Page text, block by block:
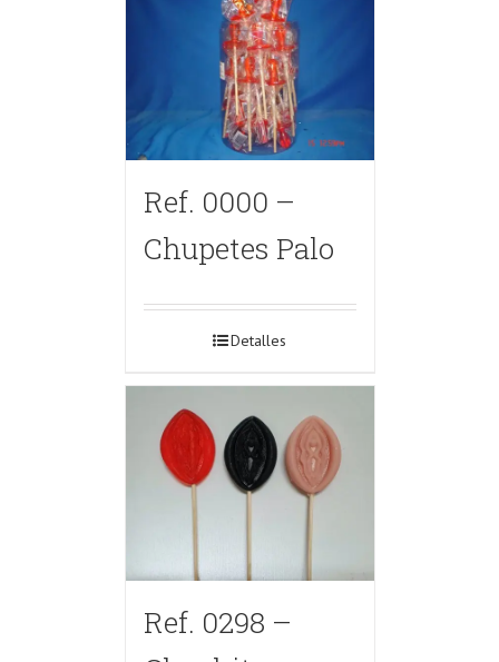
Ref. 0000 –
Chupetes Palo
Detalles
Ref. 0298 –